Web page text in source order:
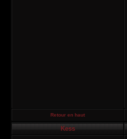
Retour en haut
Kess